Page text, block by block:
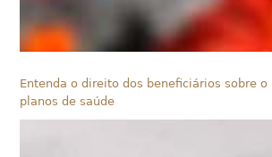
Entenda o direito dos beneficiários sobre o
planos de saúde